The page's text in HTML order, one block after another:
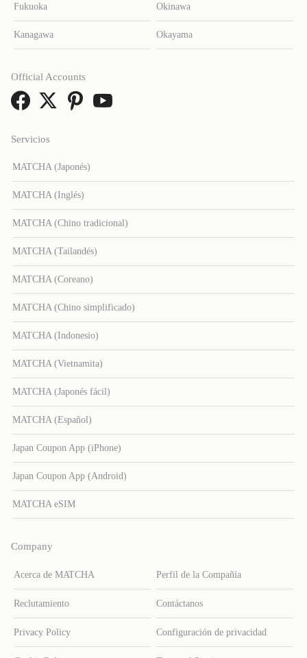
Fukuoka Okinawa
Kanagawa Okayama
Servicios
MATCHA (Japonés)
MATCHA (Inglés)
MATCHA (Chino tradicional)
MATCHA (Tailandés)
MATCHA (Coreano)
MATCHA (Chino simplificado)
MATCHA (Indonesio)
MATCHA (Vietnamita)
MATCHA (Japonés fácil)
MATCHA (Español)
Japan Coupon App (iPhone)
Japan Coupon App (Android)
MATCHA eSIM
Company
Acerca de MATCHA Perfil de la Compañía
Reclutamiento Contáctanos
Privacy Policy Configuración de privacidad
Official Accounts